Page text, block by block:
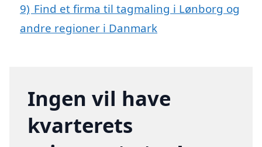
9) Find et firma til tagmaling i Lønborg og
andre regioner i Danmark
Ingen vil have
kvarterets